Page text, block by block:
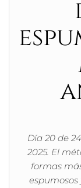
Día 20 de
2025. El
formas